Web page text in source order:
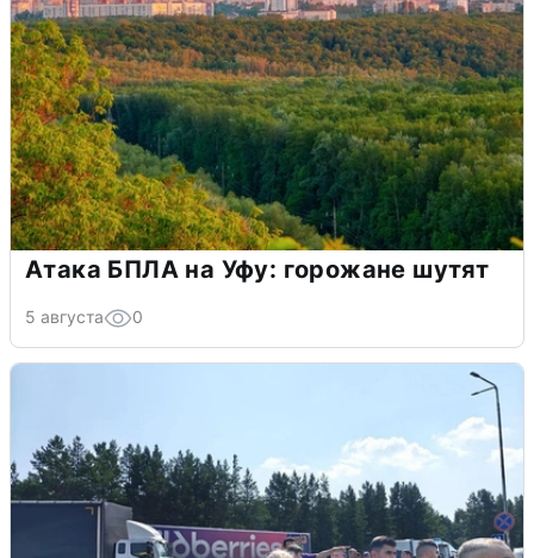
Атака БПЛА на Уфу: горожане шутят
5 августа 0